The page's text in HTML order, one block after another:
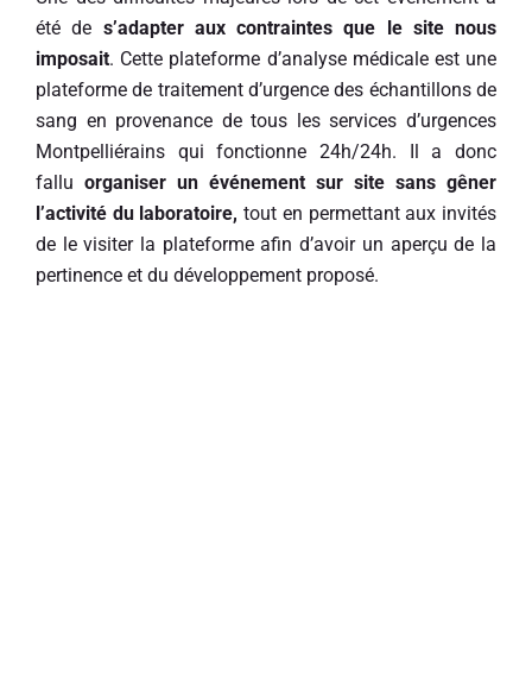
été de s’adapter aux contraintes que le site nous
imposait. Cette plateforme d’analyse médicale est une
plateforme de traitement d’urgence des échantillons de
sang en provenance de tous les services d’urgences
Montpelliérains qui fonctionne 24h/24h. Il a donc
fallu organiser un événement sur site sans gêner
l’activité du laboratoire, tout en permettant aux invités
de le visiter la plateforme afin d’avoir un aperçu de la
pertinence et du développement proposé.